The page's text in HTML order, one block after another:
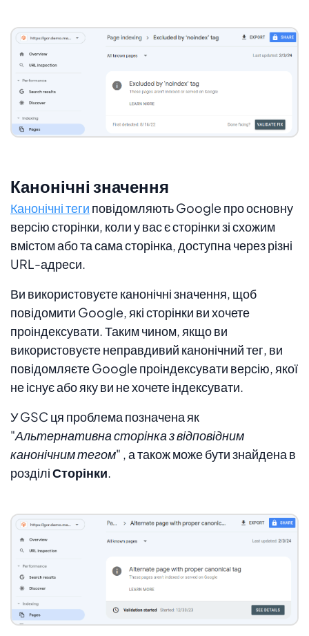
Канонічні значення
Канонічні теги повідомляють Google про основну
версію сторінки, коли у вас є сторінки зі схожим
вмістом або та сама сторінка, доступна через різні
URL-адреси.
Ви використовуєте канонічні значення, щоб
повідомити Google, які сторінки ви хочете
проіндексувати. Таким чином, якщо ви
використовуєте неправдивий канонічний тег, ви
повідомляєте Google проіндексувати версію, якої
не існує або яку ви не хочете індексувати.
У GSC ця проблема позначена як
"Альтернативна сторінка з відповідним
канонічним тегом" , а також може бути знайдена в
розділіСторінки.